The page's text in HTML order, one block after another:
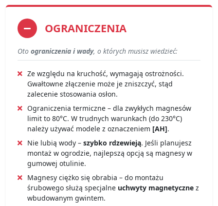
OGRANICZENIA
Oto ograniczenia i wady, o których musisz wiedzieć:
Ze względu na kruchość, wymagają ostrożności.
Gwałtowne złączenie może je zniszczyć, stąd
zalecenie stosowania osłon.
Ograniczenia termiczne – dla zwykłych magnesów
limit to 80°C. W trudnych warunkach (do 230°C)
należy używać modele z oznaczeniem [AH].
Nie lubią wody – szybko rdzewieją. Jeśli planujesz
montaż w ogrodzie, najlepszą opcją są magnesy w
gumowej otulinie.
Magnesy ciężko się obrabia – do montażu
śrubowego służą specjalne uchwyty magnetyczne z
wbudowanym gwintem.